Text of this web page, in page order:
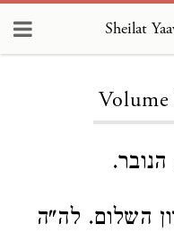
Sheilat
השלום. לה"ה